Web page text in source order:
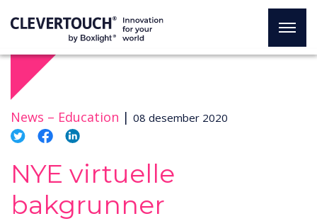
News – Education | 08 desember 2020
NYE virtuelle
bakgrunner